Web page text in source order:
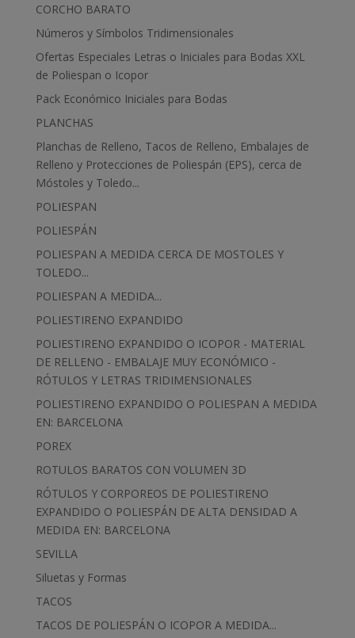
CORCHO BARATO
Números y Símbolos Tridimensionales
Ofertas Especiales Letras o Iniciales para Bodas XXL
de Poliespan o Icopor
Pack Económico Iniciales para Bodas
PLANCHAS
Planchas de Relleno, Tacos de Relleno, Embalajes de
Relleno y Protecciones de Poliespán (EPS), cerca de
Móstoles y Toledo...
POLIESPAN
POLIESPÁN
POLIESPAN A MEDIDA CERCA DE MOSTOLES Y
TOLEDO...
POLIESPAN A MEDIDA...
POLIESTIRENO EXPANDIDO
POLIESTIRENO EXPANDIDO O ICOPOR - MATERIAL
DE RELLENO - EMBALAJE MUY ECONÓMICO -
RÓTULOS Y LETRAS TRIDIMENSIONALES
POLIESTIRENO EXPANDIDO O POLIESPAN A MEDIDA
EN: BARCELONA
POREX
ROTULOS BARATOS CON VOLUMEN 3D
RÓTULOS Y CORPOREOS DE POLIESTIRENO
EXPANDIDO O POLIESPÁN DE ALTA DENSIDAD A
MEDIDA EN: BARCELONA
SEVILLA
Siluetas y Formas
TACOS
TACOS DE POLIESPÁN O ICOPOR A MEDIDA...